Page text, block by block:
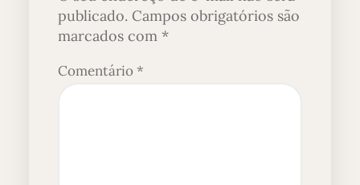
publicado. Campos obrigatórios são
marcados com *
Comentário*